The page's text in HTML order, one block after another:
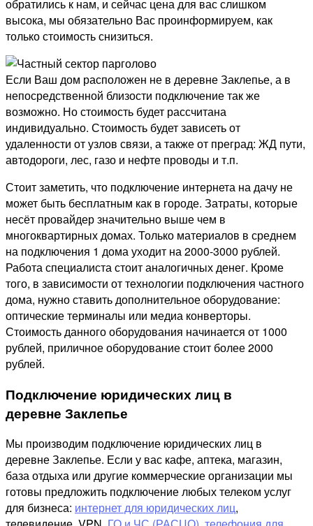
обратились к нам, и сейчас цена для вас слишком
высока, мы обязательно Вас проинформируем, как
только стоимость снизиться.
Если Ваш дом расположен не в деревне Заклепье, а в
непосредственной близости подключение так же
возможно. Но стоимость будет рассчитана
индивидуально. Стоимость будет зависеть от
удаленности от узлов связи, а также от преград: ЖД пути,
автодороги, лес, газо и нефте проводы и т.п.
Стоит заметить, что подключение интернета на дачу не
может быть бесплатным как в городе. Затраты, которые
несёт провайдер значительно выше чем в
многоквартирных домах. Только материалов в среднем
на подключения 1 дома уходит на 2000-3000 рублей.
Работа специалиста стоит аналогичных денег. Кроме
того, в зависимости от технологии подключения частного
дома, нужно ставить дополнительное оборудование:
оптические терминалы или медиа конверторы.
Стоимость данного оборудования начинается от 1000
рублей, приличное оборудование стоит более 2000
рублей.
Подключение юридических лиц в
деревне Заклепье
Мы производим подключение юридических лиц в
деревне Заклепье. Если у вас кафе, аптека, магазин,
база отдыха или другие коммерческие организации мы
готовы предложить подключение любых телеком услуг
для бизнеса: интернет для юридических лиц,